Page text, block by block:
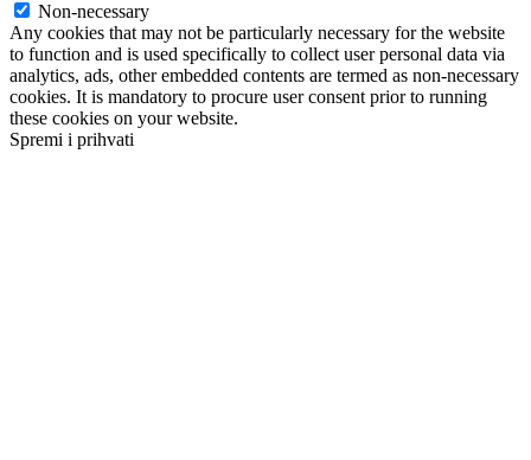
Non-necessary
Any cookies that may not be particularly necessary for the website
to function and is used specifically to collect user personal data via
analytics, ads, other embedded contents are termed as non-necessary
cookies. It is mandatory to procure user consent prior to running
these cookies on your website.
Spremi i prihvati